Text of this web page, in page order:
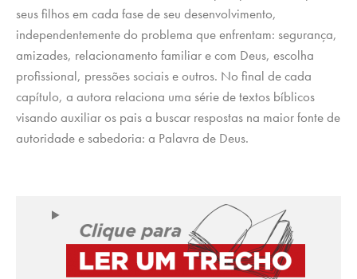
seus filhos em cada fase de seu desenvolvimento,
independentemente do problema que enfrentam: segurança,
amizades, relacionamento familiar e com Deus, escolha
profissional, pressões sociais e outros. No final de cada
capítulo, a autora relaciona uma série de textos bíblicos
visando auxiliar os pais a buscar respostas na maior fonte de
autoridade e sabedoria: a Palavra de Deus.